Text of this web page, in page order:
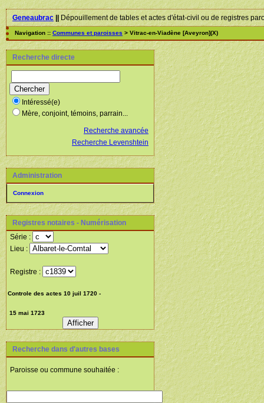
Geneaubrac||Dépouillement de tables et actes d'état-civil ou de registres
Navigation :: Communes et paroisses > Vitrac-en-Viadène [Aveyron](X)
Recherche directe
Intéressé(e)
Mère, conjoint, témoins, parrain...
Recherche avancée
Recherche Levenshtein
Administration
Connexion
Registres notaires - Numérisation
Série :
Lieu :
Registre :
Recherche dans d'autres bases
Paroisse ou commune souhaitée :